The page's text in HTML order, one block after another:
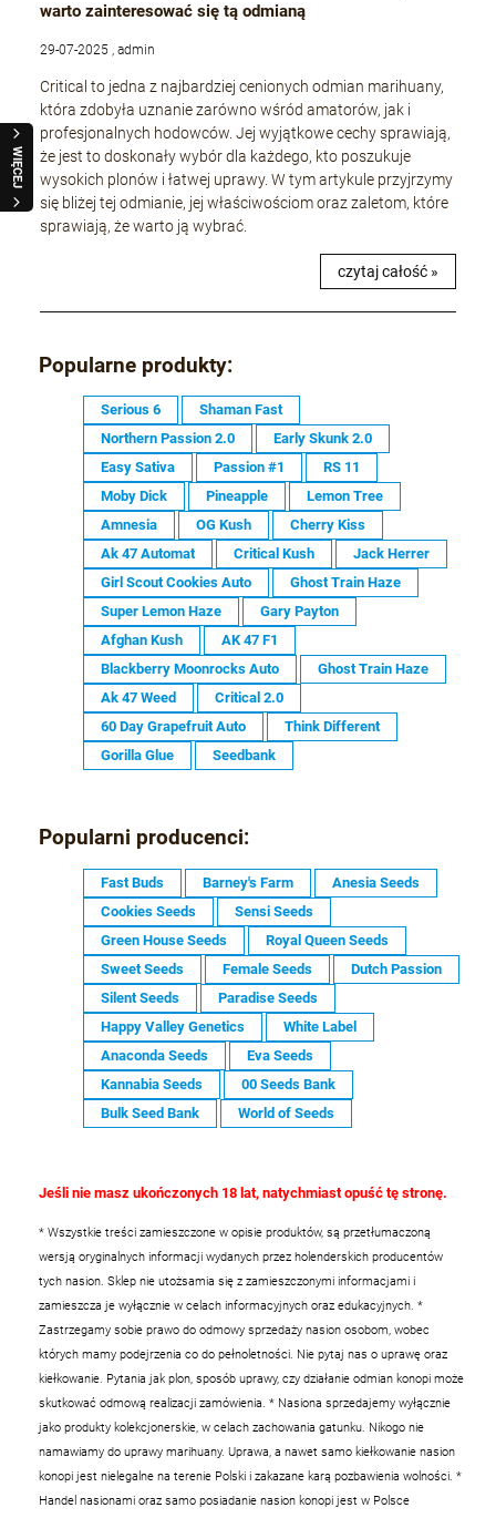
WIĘCEJ
warto zainteresować się tą odmianą
29-07-2025 , admin
Critical to jedna z najbardziej cenionych odmian marihuany,
która zdobyła uznanie zarówno wśród amatorów, jak i
profesjonalnych hodowców. Jej wyjątkowe cechy sprawiają,
że jest to doskonały wybór dla każdego, kto poszukuje
wysokich plonów i łatwej uprawy. W tym artykule przyjrzymy
się bliżej tej odmianie, jej właściwościom oraz zaletom, które
sprawiają, że warto ją wybrać.
czytaj całość »
Popularne produkty:
Serious 6
Shaman Fast
Northern Passion 2.0
Early Skunk 2.0
Easy Sativa
Passion #1
RS 11
Moby Dick
Pineapple
Lemon Tree
Amnesia
OG Kush
Cherry Kiss
Ak 47 Automat
Critical Kush
Jack Herrer
Girl Scout Cookies Auto
Ghost Train Haze
Super Lemon Haze
Gary Payton
Afghan Kush
AK 47 F1
Blackberry Moonrocks Auto
Ghost Train Haze
Ak 47 Weed
Critical 2.0
60 Day Grapefruit Auto
Think Different
Gorilla Glue
Seedbank
Popularni producenci:
Fast Buds Barney's Farm
Anesia Seeds
Cookies Seeds
Sensi Seeds
Green House Seeds
Royal Queen Seeds
Sweet Seeds
Female Seeds
Dutch Passion
Silent Seeds
Paradise Seeds
Happy Valley Genetics
White Label
Anaconda Seeds
Eva Seeds
Kannabia Seeds
00 Seeds Bank
Bulk Seed Bank
World of Seeds
Jeśli nie masz ukończonych 18 lat, natychmiast opuść tę stronę.
* Wszystkie treści zamieszczone w opisie produktów, są przetłumaczoną
wersją oryginalnych informacji wydanych przez holenderskich producentów
tych nasion. Sklep nie utożsamia się z zamieszczonymi informacjami i
zamieszcza je wyłącznie w celach informacyjnych oraz edukacyjnych. *
Zastrzegamy sobie prawo do odmowy sprzedaży nasion osobom, wobec
których mamy podejrzenia co do pełnoletności. Nie pytaj nas o uprawę oraz
kiełkowanie. Pytania jak plon, sposób uprawy, czy działanie odmian konopi może
skutkować odmową realizacji zamówienia. * Nasiona sprzedajemy wyłącznie
jako produkty kolekcjonerskie, w celach zachowania gatunku. Nikogo nie
namawiamy do uprawy marihuany. Uprawa, a nawet samo kiełkowanie nasion
konopi jest nielegalne na terenie Polski i zakazane karą pozbawienia wolności. *
Handel nasionami oraz samo posiadanie nasion konopi jest w Polsce